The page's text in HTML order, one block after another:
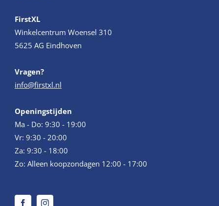
FirstXL
Winkelcentrum Woensel 310
5625 AG Eindhoven
Vragen?
info@firstxl.nl
Openingstijden
Ma - Do: 9:30 - 19:00
Vr: 9:30 - 20:00
Za: 9:30 - 18:00
Zo: Alleen koopzondagen 12:00 - 17:00